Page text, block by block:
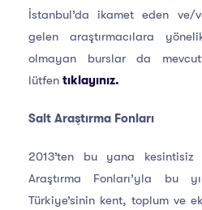
İstanbul’da ikamet eden
gelen araştırmacılara
olmayan burslar da
lütfen tıklayınız.
Salt Araştırma Fonları
2013’ten bu yana
Araştırma Fonları’yla bu
Türkiye’sinin kent, toplum ve